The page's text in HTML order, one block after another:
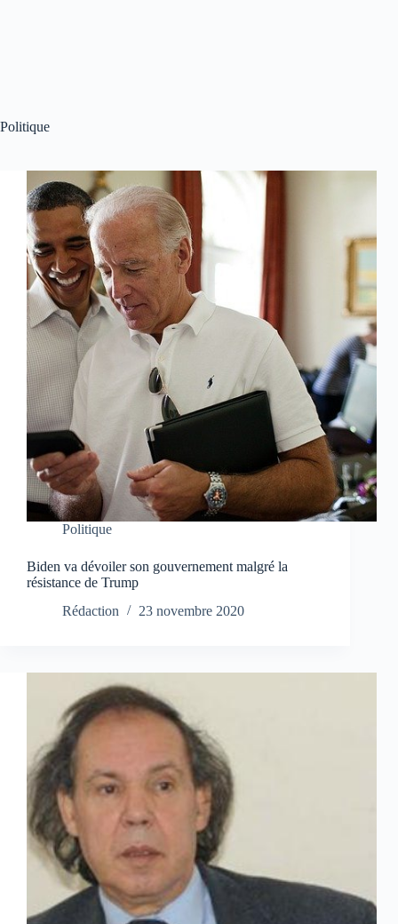
Politique
Politique
Biden va dévoiler son gouvernement malgré la
résistance de Trump
Rédaction
23 novembre 2020